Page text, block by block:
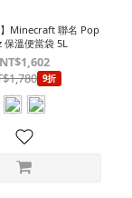
】Minecraft 聯名 Pop
保溫便當袋 5L
NT$1,602
9折